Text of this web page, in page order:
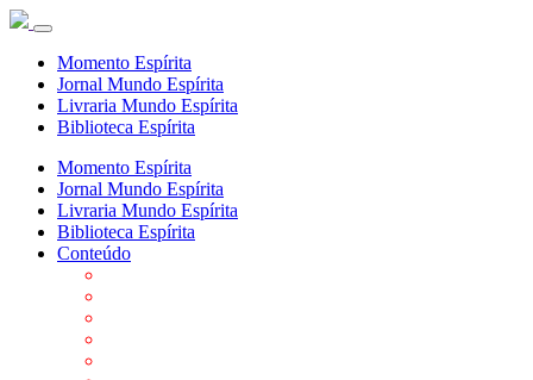
Momento Espírita
Jornal Mundo Espírita
Livraria Mundo Espírita
Biblioteca Espírita
Momento Espírita
Jornal Mundo Espírita
Livraria Mundo Espírita
Biblioteca Espírita
Conteúdo